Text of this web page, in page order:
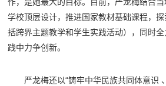
作，是她最大的目标。目前，严龙梅结合
学校顶层设计，推进国家教材基础课程，
括跨界主题教学和学生实践活动），同时全
践中力争创新。
严龙梅还以“铸牢中华民族共同体意识